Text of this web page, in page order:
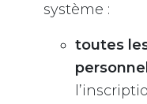
système :
toutes
personnel